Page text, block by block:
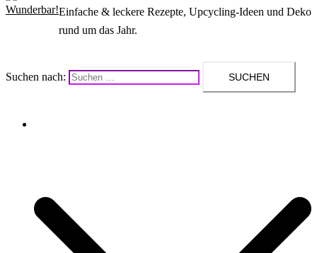
Einfache & leckere Rezepte, Upcycling-Ideen und Deko
rund um das Jahr.
Suchen nach: